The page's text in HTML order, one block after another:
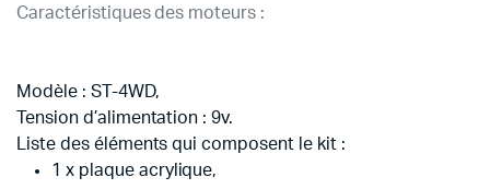
Caractéristiques des moteurs :
Modèle : ST-4WD,
Tension d’alimentation : 9v.
Liste des éléments qui composent le kit :
1 x plaque acrylique,